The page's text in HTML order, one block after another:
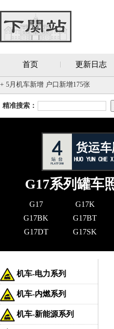
首页 更新日志
+ 5月机车新增 户口新增175张
精准搜索：
G17系列罐车
G17 G17K
G17BK
G17BT
G17DT
G17SK
机车-电力系列
机车-内燃系列
机车-新能源系列